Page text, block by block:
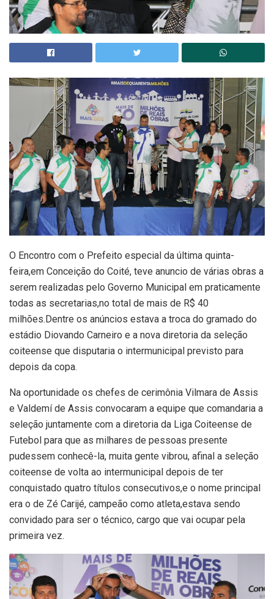
O Encontro com o Prefeito especial da última quinta-
feira,em Conceição do Coité, teve anuncio de várias obras a
serem realizadas pelo Governo Municipal em praticamente
todas as secretarias,no total de mais de R$ 40
milhões.Dentre os anúncios estava a troca do gramado do
estádio Diovando Carneiro e a nova diretoria da seleção
coiteense que disputaria o intermunicipal previsto para
depois da copa.
Na oportunidade os chefes de cerimônia Vilmara de Assis
e Valdemí de Assis convocaram a equipe que comandaria a
seleção juntamente com a diretoria da Liga Coiteense de
Futebol para que as milhares de pessoas presente
pudessem conhecê-la, muita gente vibrou, afinal a seleção
coiteense de volta ao intermunicipal depois de ter
conquistado quatro títulos consecutivos,e o nome principal
era o de Zé Carijé, campeão como atleta,estava sendo
convidado para ser o técnico, cargo que vai ocupar pela
primeira vez.